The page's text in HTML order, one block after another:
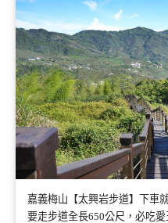
嘉義梅山【太興岩步道】下車
要走步道全長650公尺，必吃